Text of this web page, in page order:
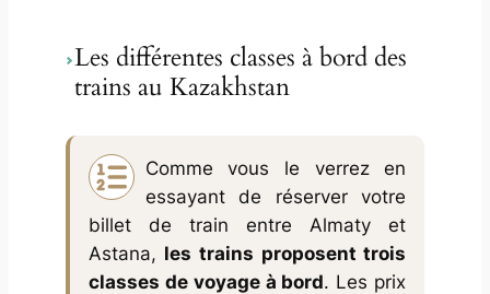
Les différentes classes à bord des
trains au Kazakhstan
Comme vous le verrez en
essayant de réserver votre
billet de train entre Almaty et
Astana, les trains proposent trois
classes de voyage à bord. Les prix